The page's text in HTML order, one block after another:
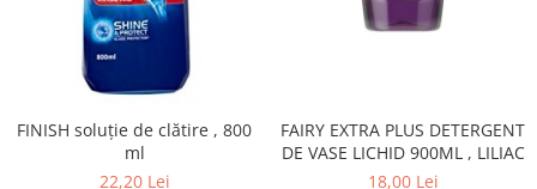
FINISH soluție de clătire , 800
ml
22,20 Lei
FAIRY EXTRA PLUS DETERGENT
DE VASE LICHID 900ML , LILIAC
18,00 Lei